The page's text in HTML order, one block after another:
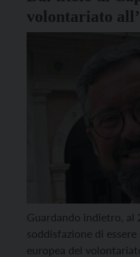
volontariato
bilancio del
Guardando indietro, al
soddisfazione di
europea del